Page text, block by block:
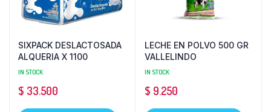
SIXPACK DESLACTOSADA
ALQUERIA X 1100
IN STOCK
$ 33.500
LECHE EN POLVO 500 GR
VALLELINDO
IN STOCK
$ 9.250